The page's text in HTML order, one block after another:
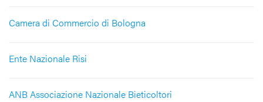
Camera di Commercio di Bologna
Ente Nazionale Risi
ANB Associazione Nazionale Bieticoltori